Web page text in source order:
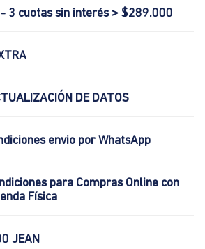
- 3 cuotas sin interés > $289.000
DE DATOS
envio por WhatsApp
para Compras Online con
Física
JEAN